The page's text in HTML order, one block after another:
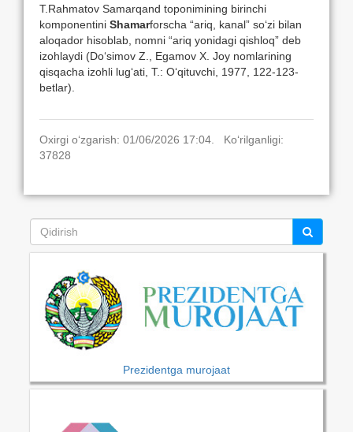
T.Rahmatov Samarqand toponimining birinchi
komponentini Shamarforscha “ariq, kanal” so‘zi bilan
aloqador hisoblab, nomni “ariq yonidagi qishloq” deb
izohlaydi (Do‘simov Z., Egamov X. Joy nomlarining
qisqacha izohli lug‘ati, T.: O‘qituvchi, 1977, 122-123-
betlar).
Oxirgi o‘zgarish: 01/06/2026 17:04. Ko‘rilganligi:
37828
Prezidentga murojaat